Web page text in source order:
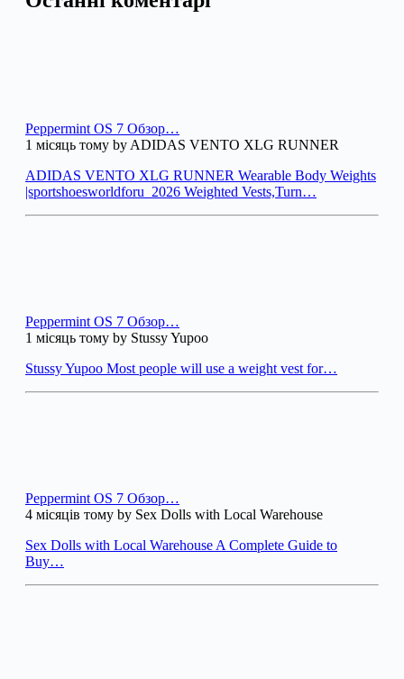
Peppermint OS 7 Обзор…
1 місяць тому by ADIDAS VENTO XLG RUNNER
ADIDAS VENTO XLG RUNNER Wearable Body Weights
|sportshoesworldforu_2026 Weighted Vests,Turn…
Peppermint OS 7 Обзор…
1 місяць тому by Stussy Yupoo
Stussy Yupoo Most people will use a weight vest for…
Peppermint OS 7 Обзор…
4 місяців тому by Sex Dolls with Local Warehouse
Sex Dolls with Local Warehouse A Complete Guide to
Buy…